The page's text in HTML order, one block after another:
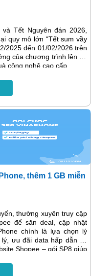
Tết Nguyên đán 2026,
quy mô lớn “Tết sum vầy
2025 đến 01/02/2026 trên
của chương trình lên tới
công nghệ cao cấp.
thêm 1 GB miễn
thường xuyên truy cập
để săn deal, cập nhật
chính là lựa chọn lý
ưu đãi data hấp dẫn và
Shopee – gói SP8 giúp